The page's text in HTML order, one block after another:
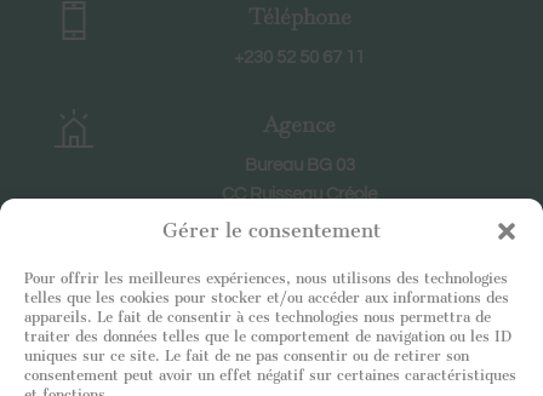
Gérer le consentement
Pour offrir les meilleures expériences, nous utilisons des technologies
telles que les cookies pour stocker et/ou accéder aux informations des
appareils. Le fait de consentir à ces technologies nous permettra de
traiter des données telles que le comportement de navigation ou les ID
uniques sur ce site. Le fait de ne pas consentir ou de retirer son
consentement peut avoir un effet négatif sur certaines caractéristiques
Téléphone
+230 52 50 67 11
Agence
Bureau BG 03
CC Ruisseau Créole
RIVIERE NOIRE
Horaires
En semaine : 8h30-18h30
Le samedi : 9h-12h